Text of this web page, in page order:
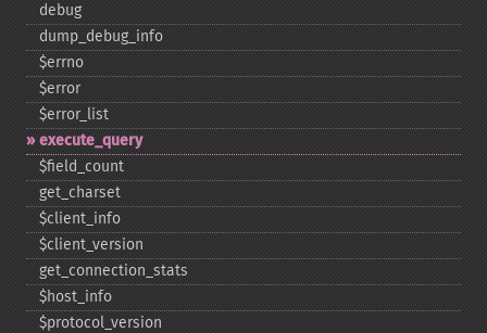
debug
dump_​debug_​info
$errno
$error
$error_​list
execute_​query
$field_​count
get_​charset
$client_​info
$client_​version
get_​connection_​stats
$host_​info
$protocol_​version